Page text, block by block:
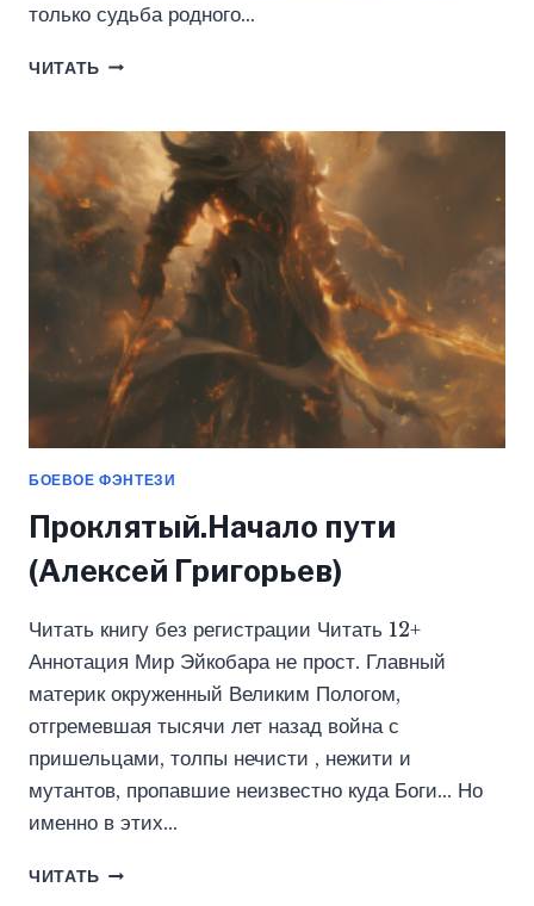
только судьба родного…
ЧИТАТЬ ХОДОК-8
ГРИГОРЬЕВ)
БОЕВОЕ ФЭНТЕЗИ
Проклятый.Начало пути
(Алексей Григорьев)
Читать книгу без регистрации Читать 12+
Аннотация Мир Эйкобара не прост. Главный
материк окруженный Великим Пологом,
отгремевшая тысячи лет назад война с
пришельцами, толпы нечисти , нежити и
мутантов, пропавшие неизвестно куда Боги… Но
именно в этих…
ЧИТАТЬ ПРОКЛЯТЫЙ.НАЧАЛО